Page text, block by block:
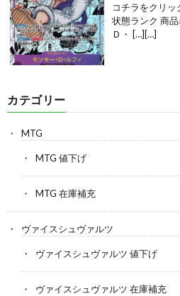
コチラをクリ
状態ランク 商
Ｄ・ […][…]
カテゴリー
MTG
MTG 値下げ
MTG 在庫補充
ヴァイスシュヴァルツ
ヴァイスシュヴァルツ 値下げ
ヴァイスシュヴァルツ 在庫補充